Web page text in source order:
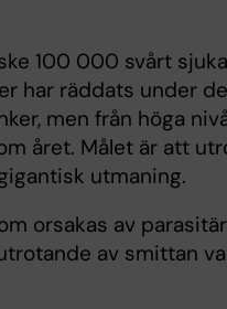
100 000 svårt
har räddats under
men från höga
året. Målet är att
utmaning.
orsakas av
av smittan